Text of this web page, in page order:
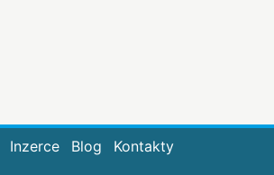
Inzerce Blog
Kontakty